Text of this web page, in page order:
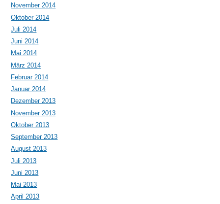
November 2014
Oktober 2014
Juli 2014
Juni 2014
Mai 2014
März 2014
Februar 2014
Januar 2014
Dezember 2013
November 2013
Oktober 2013
September 2013
August 2013
Juli 2013
Juni 2013
Mai 2013
April 2013